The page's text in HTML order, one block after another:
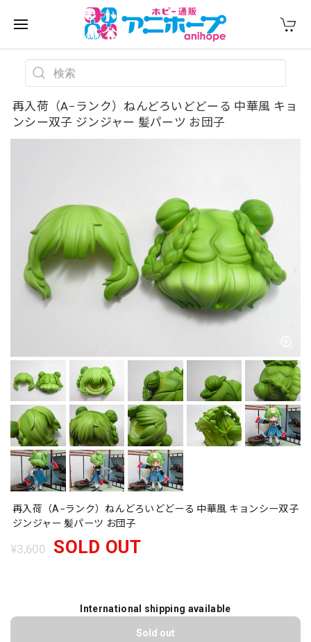
再入荷（A−ランク）ねんどろいどどーる 中華風 キョ
ンシー双子 ジンジャー 髪パーツ お団子
再入荷（A−ランク）ねんどろいどどーる 中華風 キョンシー双子
ジンジャー 髪パーツ お団子
¥3,600 SOLD OUT
International shipping available
Sold out